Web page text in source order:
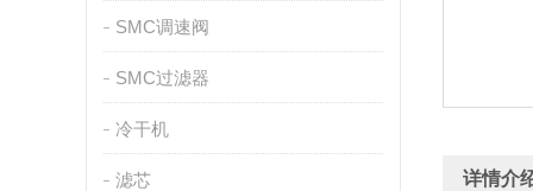
SMC调速阀
SMC过滤器
冷干机
滤芯 详情介